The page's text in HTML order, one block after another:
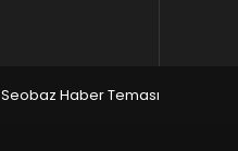
Seobaz Haber Teması